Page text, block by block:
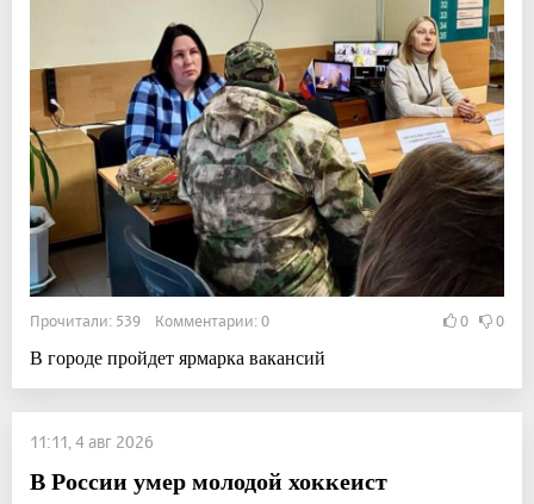
Прочитали: 539 Комментарии: 0 0 0
В городе пройдет ярмарка вакансий
11:11, 4 авг 2026
В России умер молодой хоккеист